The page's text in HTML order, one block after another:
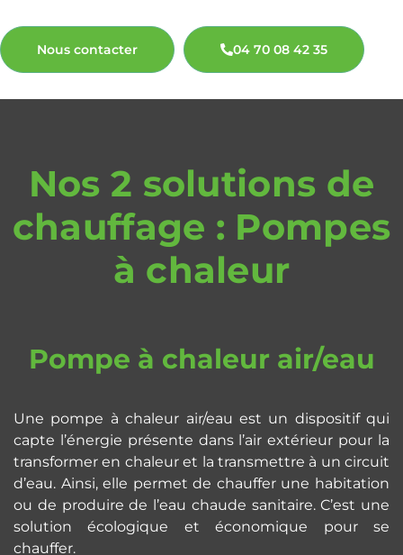
Nous contacter 04 70 08 42 35
Nos 2 solutions de
chauffage : Pompes
à chaleur
Pompe à chaleur air/eau
Une pompe à chaleur air/eau est un dispositif qui
capte l’énergie présente dans l’air extérieur pour la
transformer en chaleur et la transmettre à un circuit
d’eau. Ainsi, elle permet de chauffer une habitation
ou de produire de l’eau chaude sanitaire. C’est une
solution écologique et économique pour se
chauffer.